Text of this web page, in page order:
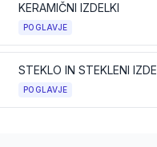
KERAMIČNI IZDELKI
POGLAVJE
STEKLO IN STEKLENI
POGLAVJE